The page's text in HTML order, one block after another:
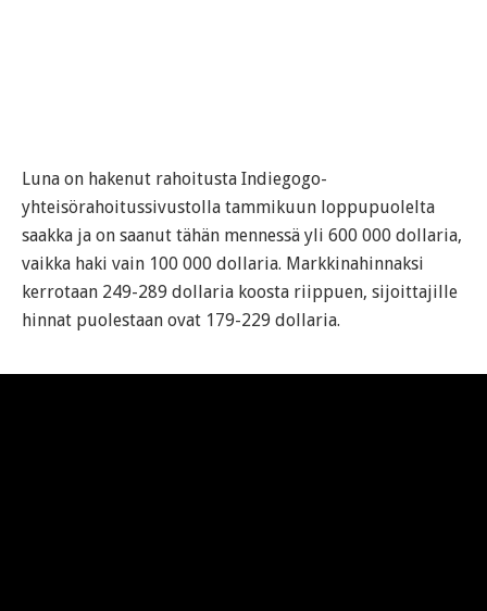
Luna on hakenut rahoitusta Indiegogo-
yhteisörahoitussivustolla tammikuun loppupuolelta
saakka ja on saanut tähän mennessä yli 600 000 dollaria,
vaikka haki vain 100 000 dollaria. Markkinahinnaksi
kerrotaan 249-289 dollaria koosta riippuen, sijoittajille
hinnat puolestaan ovat 179-229 dollaria.